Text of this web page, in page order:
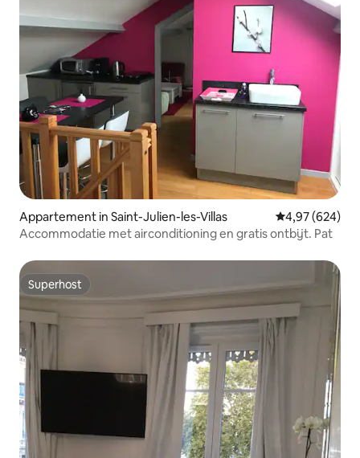
Appartement in Saint-Julien-les-Villas Gemiddelde
4,97 (624)
Accommodatie met airconditioning en gratis ontbijt. Pat
Superhost
Superhost